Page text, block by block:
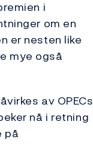
i
om en
er nesten like
mye også
av OPECs
nå i retning
på